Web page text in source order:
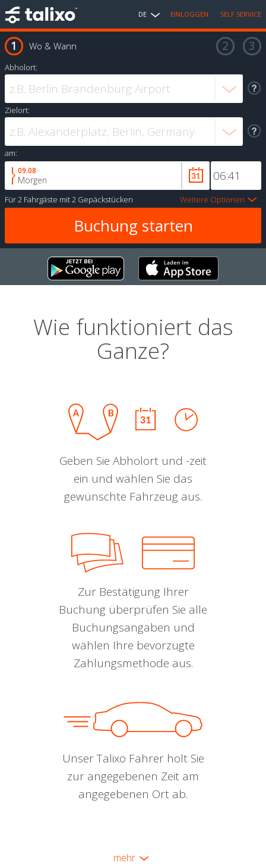
DE EINLOGGEN SELF SERVICE
Wo & Wann
Abholort:
Zielort:
am:
09.08
Morgen
Für2 Fahrgäste mit2 Gepäckstücken Weitere Optionen
Wie funktioniert das
Ganze?
Geben Sie Abholort und -zeit
ein und wählen Sie das
gewünschte Fahrzeug aus.
Zur Bestätigung Ihrer
Buchung überprüfen Sie alle
Buchungsangaben und
wählen Ihre bevorzugte
Zahlungsmethode aus.
Unser Talixo Fahrer holt Sie
zur angegebenen Zeit am
angegebenen Ort ab.
mehr